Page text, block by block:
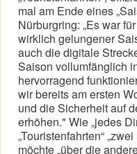
mal am Ende eines
Nürburgring: „Es war
wirklich gelungener
auch die digitale
Saison vollumfänglich
hervorragend
wir bereits am ersten
und die Sicherheit auf
erhöhen." Wie „jedes
„Touristenfahrten“
möchte „über die